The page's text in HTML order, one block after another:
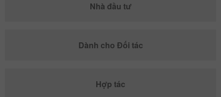
Nhà đầu tư
Dành cho Đối tác
Hợp tác